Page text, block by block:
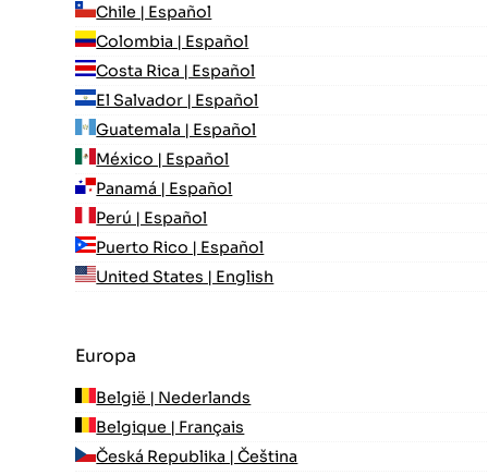
Chile | Español
Colombia | Español
Costa Rica | Español
El Salvador | Español
Guatemala | Español
México | Español
Panamá | Español
Perú | Español
Puerto Rico | Español
United States | English
Europa
België | Nederlands
Belgique | Français
Česká Republika | Čeština